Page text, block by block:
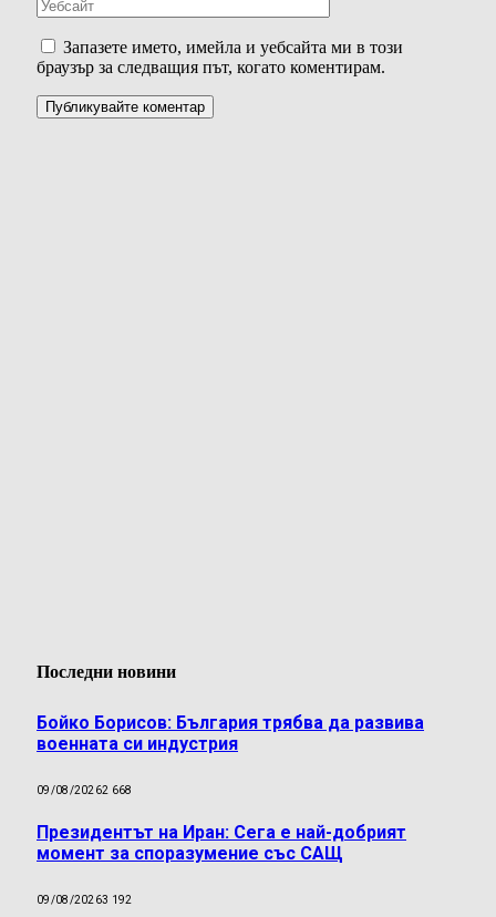
Запазете името, имейла и уебсайта ми в този
браузър за следващия път, когато коментирам.
Последни новини
Бойко Борисов: България трябва да развива
военната си индустрия
09/08/20262 668
Президентът на Иран: Сега е най-добрият
момент за споразумение със САЩ
09/08/20263 192